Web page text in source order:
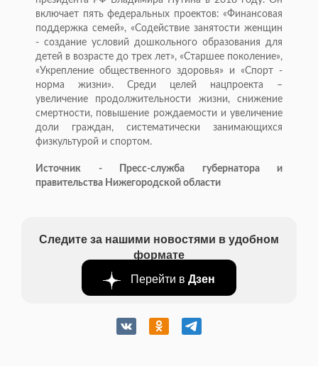
включает пять федеральных проектов: «Финансовая
поддержка семей», «Содействие занятости женщин
- создание условий дошкольного образования для
детей в возрасте до трех лет», «Старшее поколение»,
«Укрепление общественного здоровья» и «Спорт -
норма жизни». Среди целей нацпроекта –
увеличение продолжительности жизни, снижение
смертности, повышение рождаемости и увеличение
доли граждан, систематически занимающихся
физкультурой и спортом.
Источник - Пресс-служба губернатора и
правительства Нижегородской области
Следите за нашими новостями в удобном
формате
Перейти в Дзен